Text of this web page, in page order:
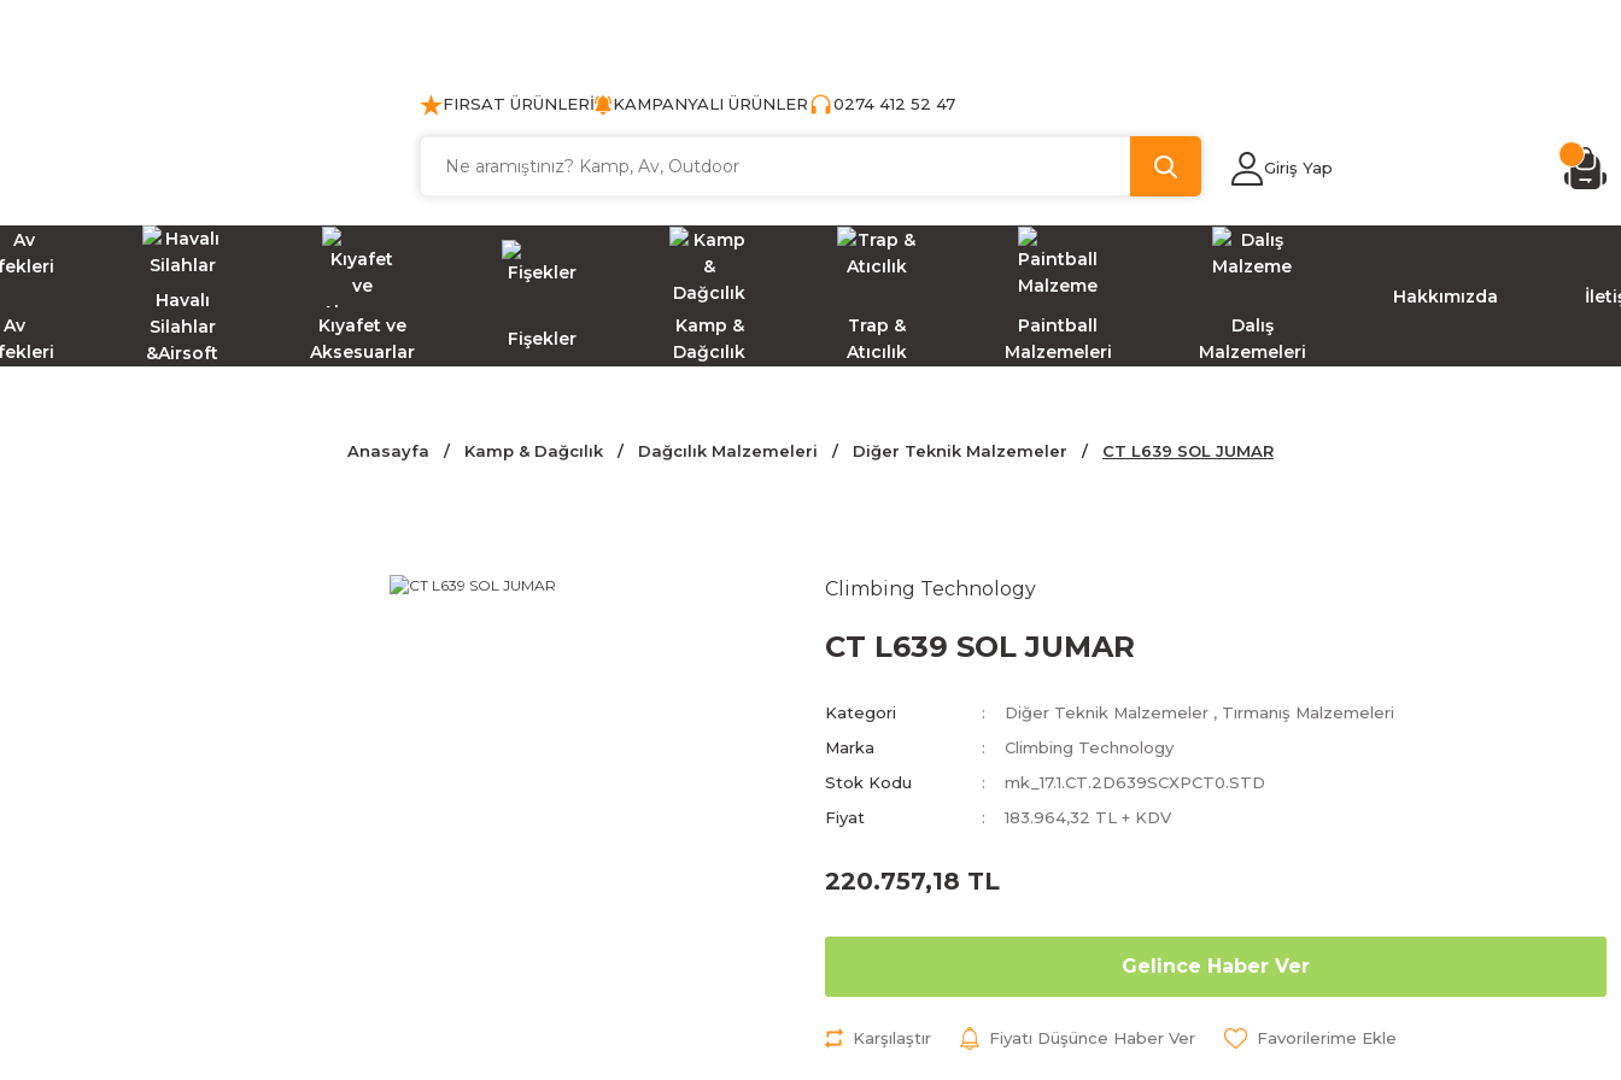
FIRSAT ÜRÜNLERİ KAMPANYALI ÜRÜNLER 0274 412 52 47
Giriş Yap
Av
Havalı
Silahlar
&Airsoft
Kıyafet ve
Aksesuarlar
Fişekler
Kamp &
Dağcılık
Trap &
Atıcılık
Paintball
Malzemeleri
Dalış
Malzemeleri
Hakkımızda
Anasayfa Kamp & Dağcılık Dağcılık Malzemeleri Diğer Teknik Malzemeler CT L639 SOL JUMAR
Climbing Technology
CT L639 SOL JUMAR
Kategori Diğer Teknik Malzemeler , Tırmanış Malzemeleri
Marka
Climbing Technology
Stok Kodu
mk_17.1.CT.2D639SCXPCT0.STD
Fiyat
183.964,32 TL + KDV
220.757,18 TL
Gelince Haber Ver
Karşılaştır Fiyatı Düşünce Haber Ver